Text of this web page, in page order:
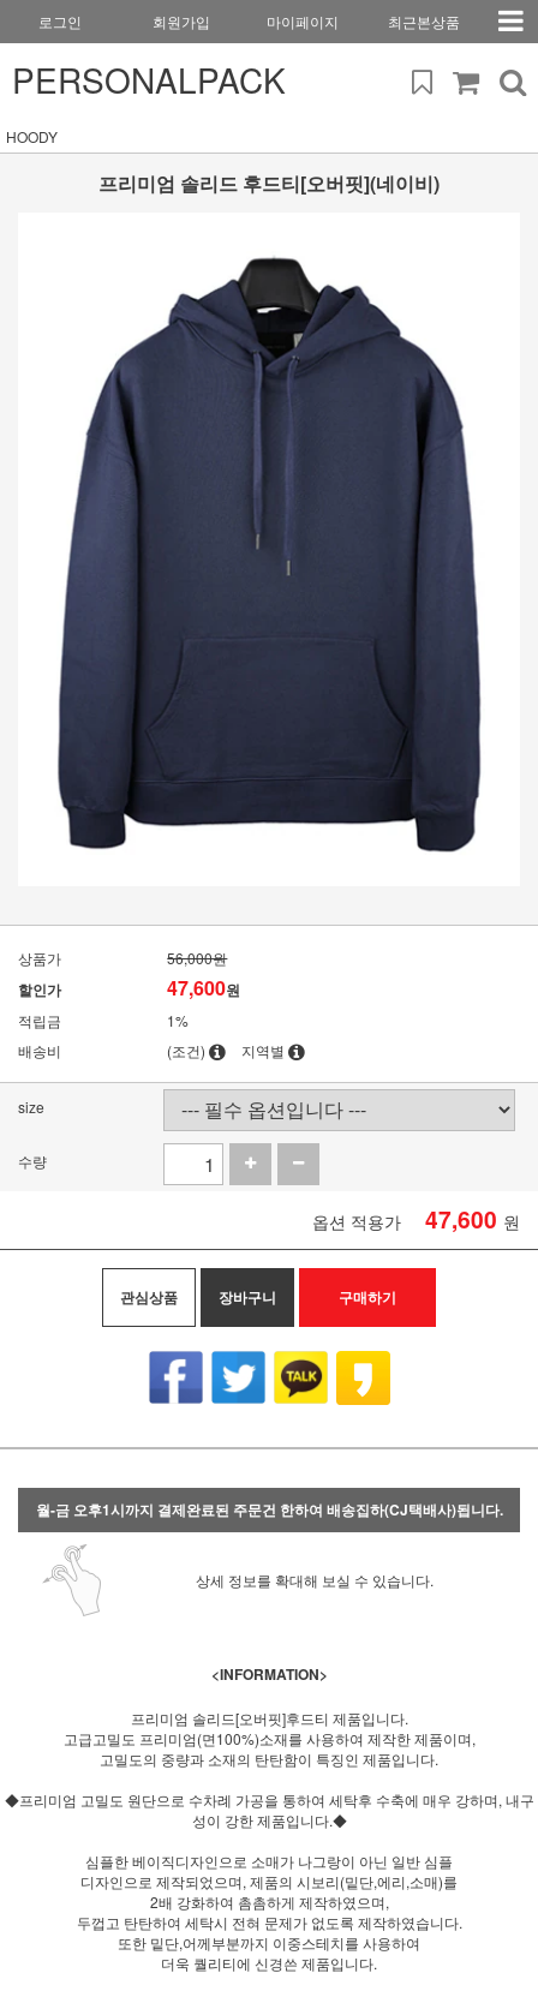
로그인 회원가입 마이페이지 최근본상품
PERSONALPACK
HOODY
프리미엄 솔리드 후드티[오버핏](네이비)
상품가 56,000원
할인가 47,600원
적립금
1%
배송비
(조건) 지역별
size
수량
옵션 적용가 47,600 원
관심상품 장바구니 구매하기
월-금 오후1시까지 결제완료된 주문건 한하여 배송집하(CJ택배사)됩니다.
상세 정보를 확대해 보실 수 있습니다.
<INFORMATION>
프리미엄 솔리드[오버핏]후드티 제품입니다.
고급고밀도 프리미엄(면100%)소재를 사용하여 제작한 제품이며,
고밀도의 중량과 소재의 탄탄함이 특징인 제품입니다.
◆프리미엄 고밀도 원단으로 수차례 가공을 통하여 세탁후 수축에 매우 강하며, 내구
성이 강한 제품입니다.◆
심플한 베이직디자인으로 소매가 나그랑이 아닌 일반 심플
디자인으로 제작되었으며, 제품의 시보리(밑단,에리,소매)를
2배 강화하여 촘촘하게 제작하였으며,
두껍고 탄탄하여 세탁시 전혀 문제가 없도록 제작하였습니다.
또한 밑단,어께부분까지 이중스테치를 사용하여
더욱 퀄리티에 신경쓴 제품입니다.